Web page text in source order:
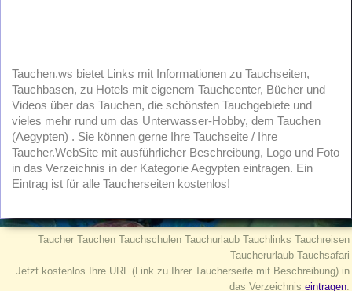
Tauchen.ws bietet Links mit Informationen zu Tauchseiten,
Tauchbasen, zu Hotels mit eigenem Tauchcenter, Bücher und
Videos über das Tauchen, die schönsten Tauchgebiete und
vieles mehr rund um das Unterwasser-Hobby, dem Tauchen
(Aegypten) . Sie können gerne Ihre Tauchseite / Ihre
Taucher.WebSite mit ausführlicher Beschreibung, Logo und Foto
in das Verzeichnis in der Kategorie Aegypten eintragen. Ein
Eintrag ist für alle Taucherseiten kostenlos!
Taucher Tauchen Tauchschulen Tauchurlaub Tauchlinks Tauchreisen
Taucherurlaub Tauchsafari
Jetzt kostenlos Ihre URL (Link zu Ihrer Taucherseite mit Beschreibung) in
das Verzeichnis eintragen.